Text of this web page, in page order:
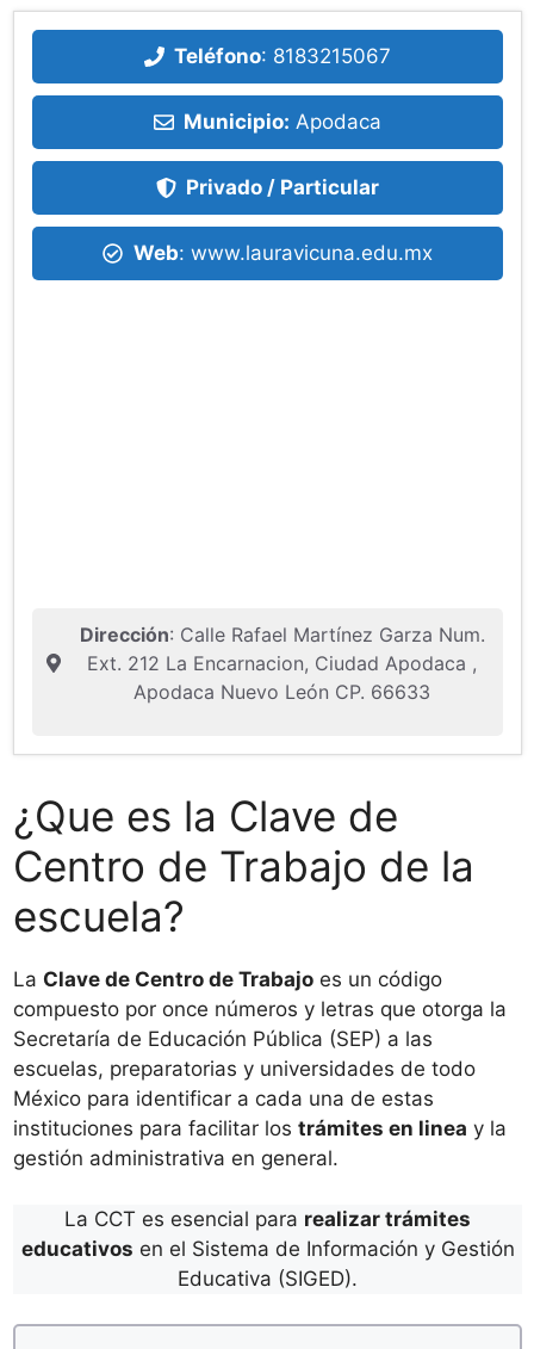
Teléfono: 8183215067
Municipio: Apodaca
Privado / Particular
Web: www.lauravicuna.edu.mx
Dirección: Calle Rafael Martínez Garza Num.
Ext. 212 La Encarnacion, Ciudad Apodaca ,
Apodaca Nuevo León CP. 66633
¿Que es la Clave de
Centro de Trabajo de la
escuela?
La Clave de Centro de Trabajo es un código
compuesto por once números y letras que otorga la
Secretaría de Educación Pública (SEP) a las
escuelas, preparatorias y universidades de todo
México para identificar a cada una de estas
instituciones para facilitar los trámites en linea y la
gestión administrativa en general.
La CCT es esencial para realizar trámites
educativos en el Sistema de Información y Gestión
Educativa (SIGED).